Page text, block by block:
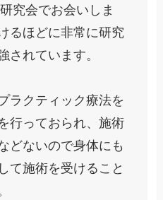
究会でお会いしま
るほどに非常に研究
れています。
ラクティック療法を
行っておられ、施術
どないので身体にも
て施術を受けること